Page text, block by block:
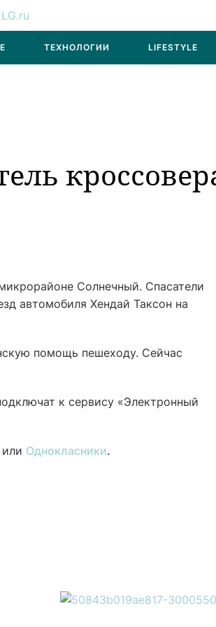
ТЕХНОЛОГИИ LIFESTYLE
Солнечный. Спасатели
автомобиля Хендай Таксон на
помощь пешеходу. Сейчас
к сервису «Электронный
или Однокласники.